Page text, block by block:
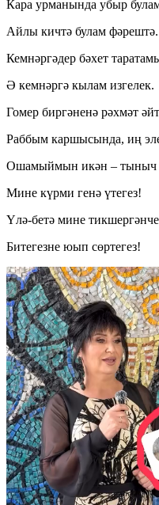
Кара урманында убыр
Айлы кичтә булам фәрештә.
Кемнәргәдер бәхет
Ә кемнәргә кылам изгелек.
Гомер биргәненә рәхмәт
Раббым каршысында, иң
Ошамыймын икән – тыныч
Мине күрми генә үтегез!
Үлә-бетә мине
Битегезне юып сөртегез!